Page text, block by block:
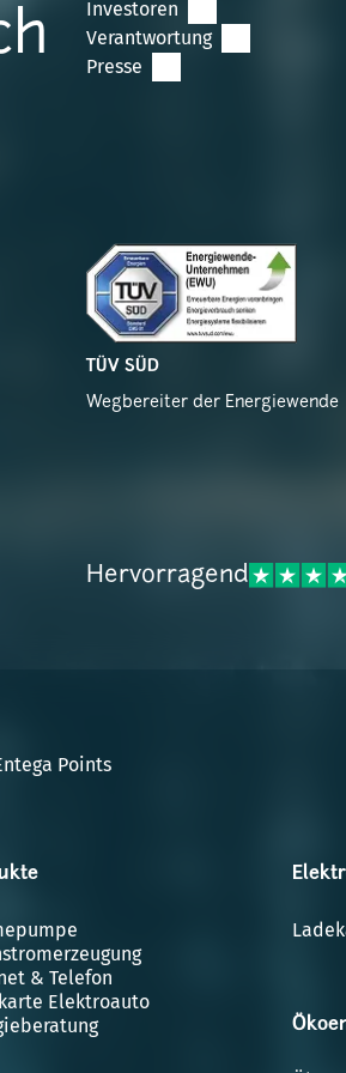
Investoren
Verantwortung
Presse
TÜV SÜD
Wegbereiter der Energiewende
Hervorragend
Points
& Telefon
Elektroauto